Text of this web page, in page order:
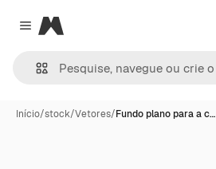
Close menu
Magnific
Início/stock/Vetores/Fundo plano para a c…